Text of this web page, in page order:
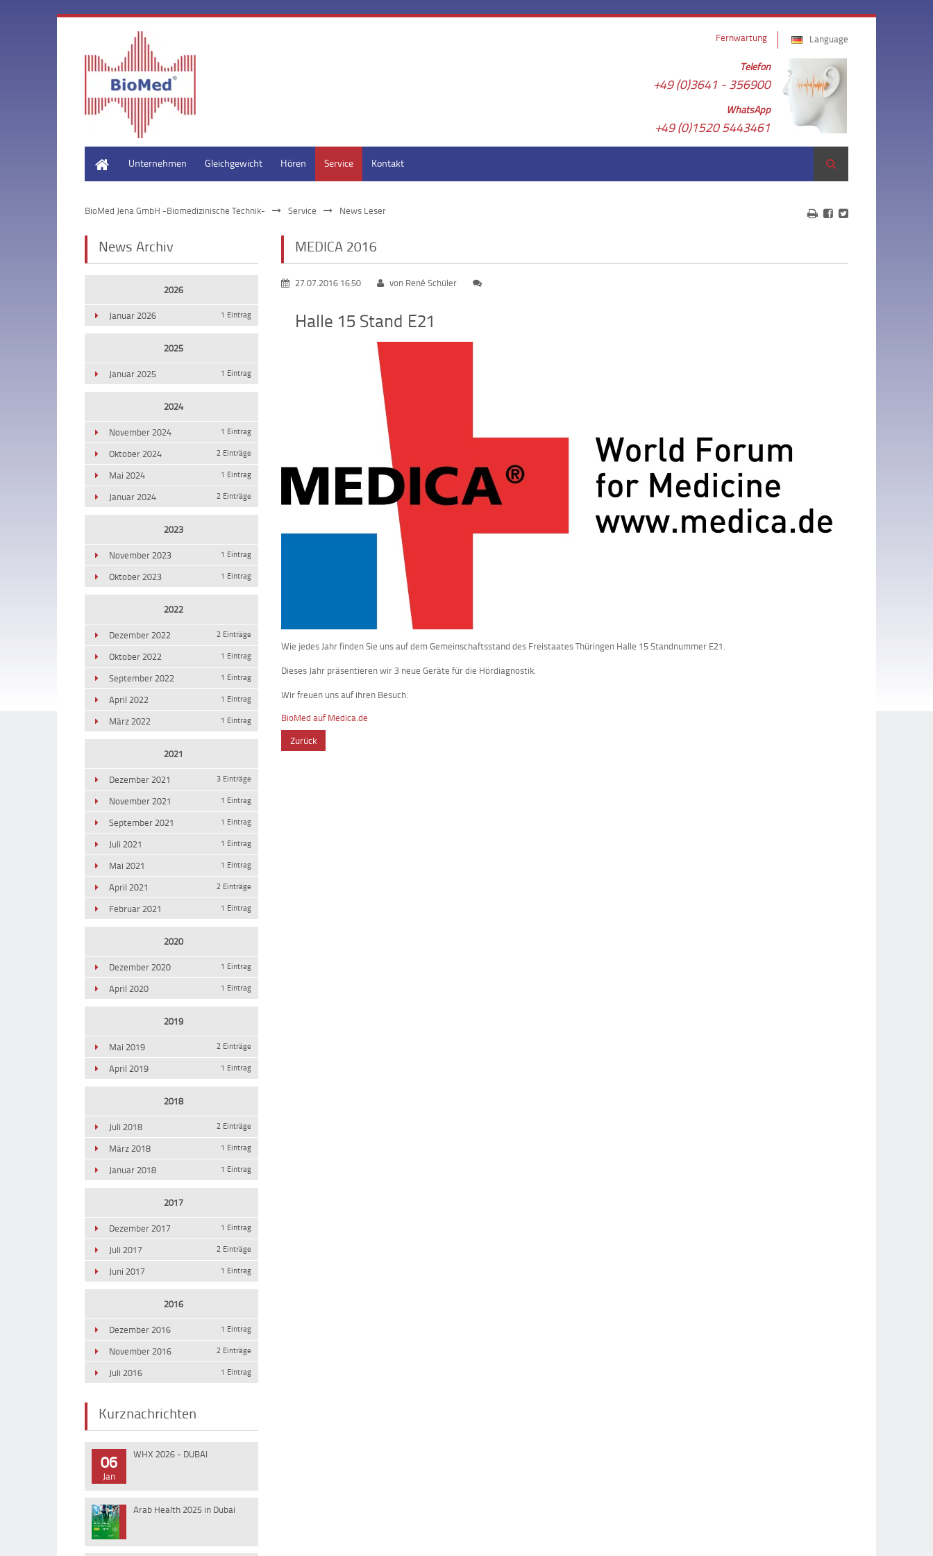
Language
Fernwartung
Telefon
+49 (0)3641 - 356900
WhatsApp
+49 (0)1520 5443461
Unternehmen Gleichgewicht Hören Service Kontakt Suche
BioMed Jena GmbH -Biomedizinische Technik- Service News Leser
MEDICA 2016
27.07.2016 16:50 von René Schüler
Halle 15 Stand E21
Wie jedes Jahr finden Sie uns auf dem Gemeinschaftsstand des Freistaates Thüringen Halle 15 Standnummer E21.
Dieses Jahr präsentieren wir 3 neue Geräte für die Hördiagnostik.
Wir freuen uns auf ihren Besuch.
BioMed auf Medica.de
Zurück
News Archiv
2026
Januar 2026 1 Eintrag
2025
Januar 2025 1 Eintrag
2024
November 2024 1 Eintrag
Oktober 2024 2 Einträge
Mai 2024 1 Eintrag
Januar 2024 2 Einträge
2023
November 2023 1 Eintrag
Oktober 2023 1 Eintrag
2022
Dezember 2022 2 Einträge
Oktober 2022 1 Eintrag
September 2022 1 Eintrag
April 2022 1 Eintrag
März 2022 1 Eintrag
2021
Dezember 2021 3 Einträge
November 2021 1 Eintrag
September 2021 1 Eintrag
Juli 2021 1 Eintrag
Mai 2021 1 Eintrag
April 2021 2 Einträge
Februar 2021 1 Eintrag
2020
Dezember 2020 1 Eintrag
April 2020 1 Eintrag
2019
Mai 2019 2 Einträge
April 2019 1 Eintrag
2018
Juli 2018 2 Einträge
März 2018 1 Eintrag
Januar 2018 1 Eintrag
2017
Dezember 2017 1 Eintrag
Juli 2017 2 Einträge
Juni 2017 1 Eintrag
2016
Dezember 2016 1 Eintrag
November 2016 2 Einträge
Juli 2016 1 Eintrag
Kurznachrichten
06
Jan
WHX 2026 - DUBAI
10
Jan
Arab Health 2025 in Dubai